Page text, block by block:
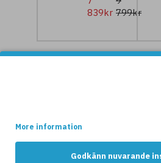
More information
Godkänn nuvarande
839kr 799kr